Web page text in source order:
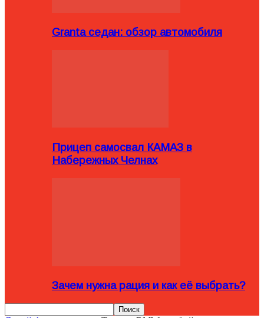
Granta седан: обзор автомобиля
Прицеп самосвал КАМАЗ в
Набережных Челнах
Зачем нужна рация и как её выбрать?